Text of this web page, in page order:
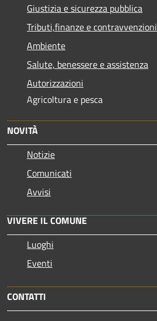
Giustizia e sicurezza pubblica
Tributi,finanze e contravvenzioni
Ambiente
Salute, benessere e assistenza
Autorizzazioni
Agricoltura e pesca
NOVITÀ
Notizie
Comunicati
Avvisi
VIVERE IL COMUNE
Luoghi
Eventi
CONTATTI